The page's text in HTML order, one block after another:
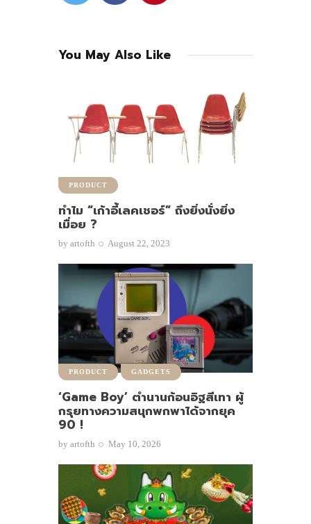
You May Also Like
PRODUCT
ทำไม “เก้าอี้เลคเชอร์” ถึงยิ่งนั่งยิ่ง
เมื่อย ?
by artofth August 22, 2023
PRODUCT GADGETS
‘Game Boy’ ตำนานก้อนอิฐสีเทา ผู้
กรุยทางความสนุกพกพาได้จากยุค
90 !
by artofth May 10, 2026